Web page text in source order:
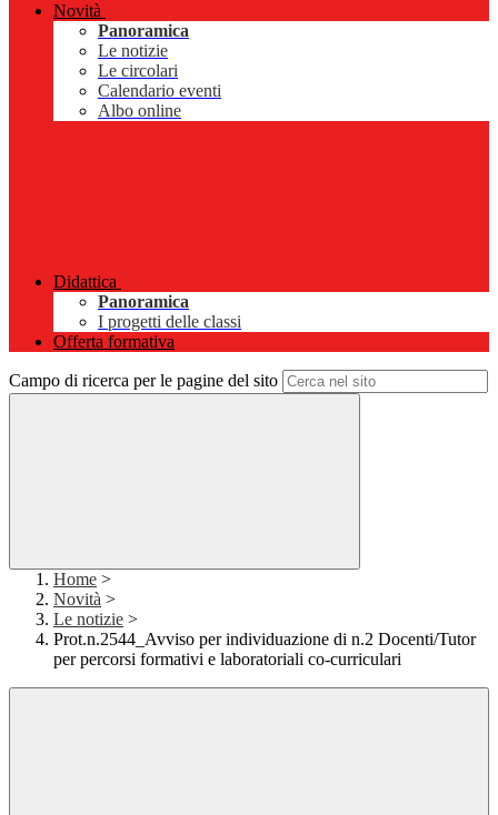
Novità
Panoramica
Le notizie
Le circolari
Calendario eventi
Albo online
Didattica
Panoramica
I progetti delle classi
Offerta formativa
Campo di ricerca per le pagine del sito
Home >
Novità >
Le notizie >
Prot.n.2544_Avviso per individuazione di n.2 Docenti/Tutor
per percorsi formativi e laboratoriali co-curriculari